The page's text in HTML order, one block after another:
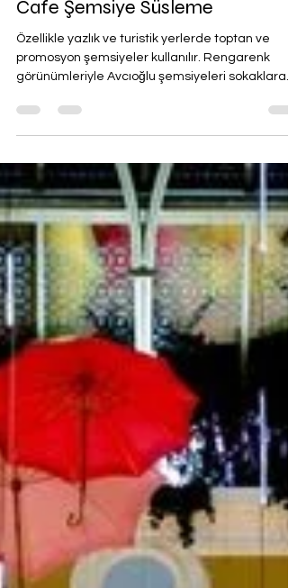
mehmet avcı
1 Haz 2023
1 dakikada okunur
Cafe Şemsiye Süsleme
Özellikle yazlık ve turistik yerlerde toptan ve